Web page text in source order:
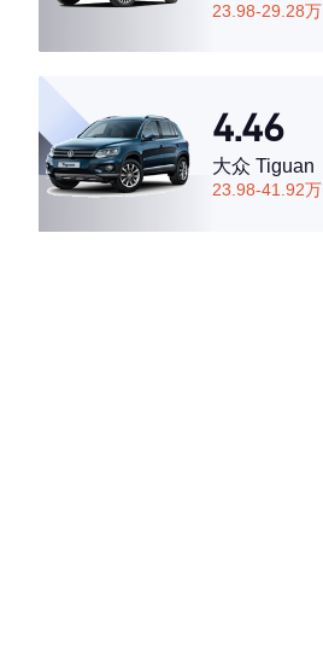
23.98-29.28万
4.46
大众 Tiguan
23.98-41.92万